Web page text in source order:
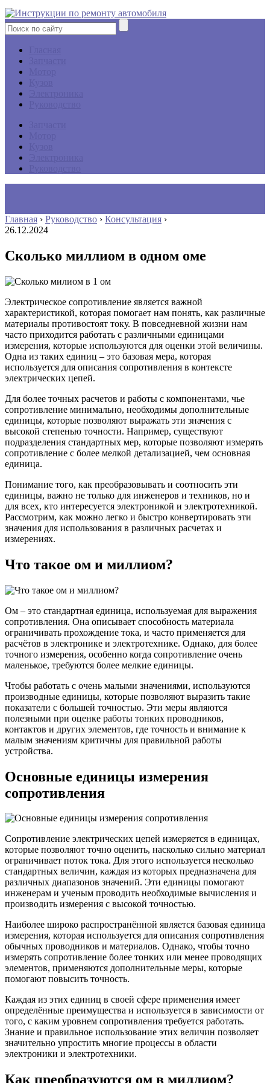
Главная › Руководство › Консультация ›
26.12.2024
Сколько миллиом в одном оме
Электрическое сопротивление является важной
характеристикой, которая помогает нам понять, как различные
материалы противостоят току. В повседневной жизни нам
часто приходится работать с различными единицами
измерения, которые используются для оценки этой величины.
Одна из таких единиц – это базовая мера, которая
используется для описания сопротивления в контексте
электрических цепей.
Для более точных расчетов и работы с компонентами, чье
сопротивление минимально, необходимы дополнительные
единицы, которые позволяют выражать эти значения с
высокой степенью точности. Например, существуют
подразделения стандартных мер, которые позволяют измерять
сопротивление с более мелкой детализацией, чем основная
единица.
Понимание того, как преобразовывать и соотносить эти
единицы, важно не только для инженеров и техников, но и
для всех, кто интересуется электроникой и электротехникой.
Рассмотрим, как можно легко и быстро конвертировать эти
значения для использования в различных расчетах и
измерениях.
Что такое ом и миллиом?
Ом – это стандартная единица, используемая для выражения
сопротивления. Она описывает способность материала
ограничивать прохождение тока, и часто применяется для
расчётов в электронике и электротехнике. Однако, для более
точного измерения, особенно когда сопротивление очень
маленькое, требуются более мелкие единицы.
Чтобы работать с очень малыми значениями, используются
производные единицы, которые позволяют выразить такие
показатели с большей точностью. Эти меры являются
полезными при оценке работы тонких проводников,
контактов и других элементов, где точность и внимание к
малым значениям критичны для правильной работы
устройства.
Основные единицы измерения
сопротивления
Сопротивление электрических цепей измеряется в единицах,
которые позволяют точно оценить, насколько сильно материал
ограничивает поток тока. Для этого используется несколько
стандартных величин, каждая из которых предназначена для
различных диапазонов значений. Эти единицы помогают
инженерам и ученым проводить необходимые вычисления и
производить измерения с высокой точностью.
Наиболее широко распространённой является базовая единица
измерения, которая используется для описания сопротивления
обычных проводников и материалов. Однако, чтобы точно
измерять сопротивление более тонких или менее проводящих
элементов, применяются дополнительные меры, которые
помогают повысить точность.
Каждая из этих единиц в своей сфере применения имеет
определённые преимущества и используется в зависимости от
того, с каким уровнем сопротивления требуется работать.
Знание и правильное использование этих величин позволяет
значительно упростить многие процессы в области
электроники и электротехники.
Как преобразуются ом в миллиом?